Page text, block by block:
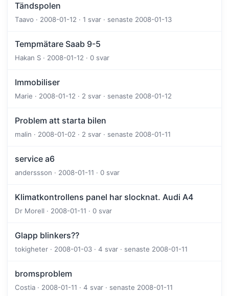
Tändspolen
Taavo · 2008-01-12 · 1 svar · senaste 2008-01-13
Tempmätare Saab 9-5
Hakan S · 2008-01-12 · 0 svar
Immobiliser
Marie · 2008-01-12 · 2 svar · senaste 2008-01-12
Problem att starta bilen
malin · 2008-01-02 · 2 svar · senaste 2008-01-11
service a6
anderssson · 2008-01-11 · 0 svar
Klimatkontrollens panel har slocknat. Audi A4
Dr Morell · 2008-01-11 · 0 svar
Glapp blinkers??
tokigheter · 2008-01-03 · 4 svar · senaste 2008-01-11
bromsproblem
Costia · 2008-01-11 · 4 svar · senaste 2008-01-11